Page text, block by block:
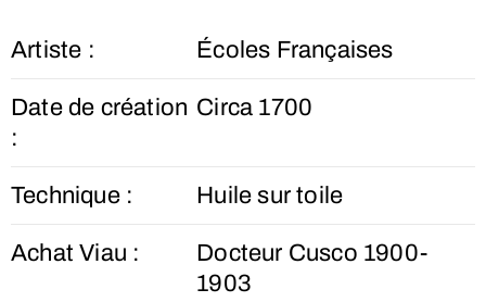
Artiste : Écoles Françaises
Date de création
:
Circa 1700
Technique : Huile sur toile
Achat Viau :
Docteur Cusco 1900-
1903